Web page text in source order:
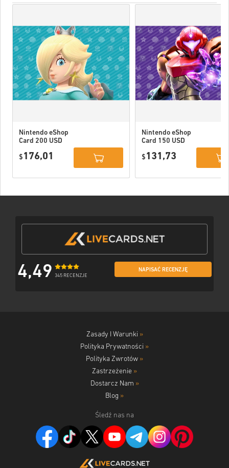
Nintendo eShop
Card 200 USD
$ 176,01
Nintendo eShop
Card 150 USD
$ 131,73
4,49 345 RECENZJE
NAPISAĆ RECENZJĘ
Zasady I Warunki »
Polityka Prywatności »
Polityka Zwrotów »
Zastrzeżenie »
Dostarcz Nam »
Blog »
Śledź nas na